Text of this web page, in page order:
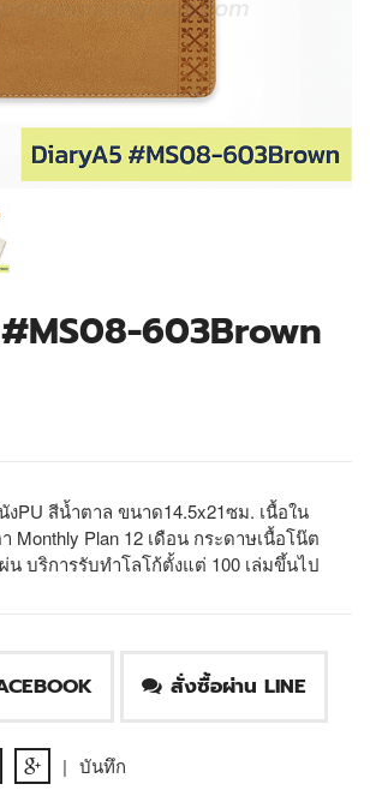
603Brown
PU สีน้ำตาล ขนาด14.5x21ซม. เนื้อใน
Monthly Plan 12 เดือน กระดาษเนื้อโน๊ต
น บริการรับทำโลโก้ตั้งแต่ 100 เล่มขึ้นไป
สั่งซื้อผ่าน LINE
| บันทึก